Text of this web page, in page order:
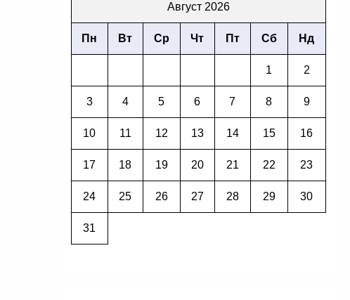
Август 2026
Пн Вт Ср Чт Пт Сб Нд
1 2
3 4 5 6 7 8 9
10 11 12 13 14 15 16
17 18 19 20 21 22 23
24 25 26 27 28 29 30
31